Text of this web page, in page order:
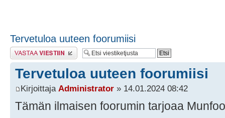
Tervetuloa uuteen foorumiisi
Lähetä vastaus
Tervetuloa uuteen foorumiisi
Kirjoittaja Administrator » 14.01.2024 08:42
Tämän ilmaisen foorumin tarjoaa